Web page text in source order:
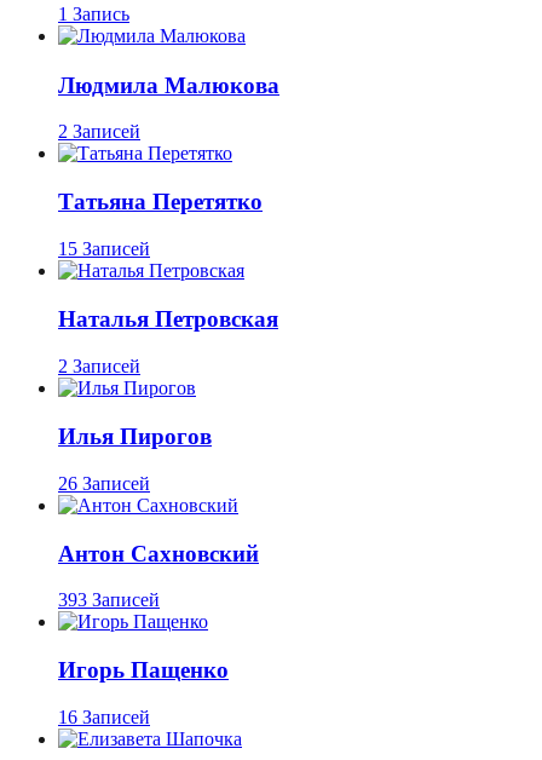
1 Запись
Людмила Малюкова
2 Записей
Татьяна Перетятко
15 Записей
Наталья Петровская
2 Записей
Илья Пирогов
26 Записей
Антон Сахновский
393 Записей
Игорь Пащенко
16 Записей